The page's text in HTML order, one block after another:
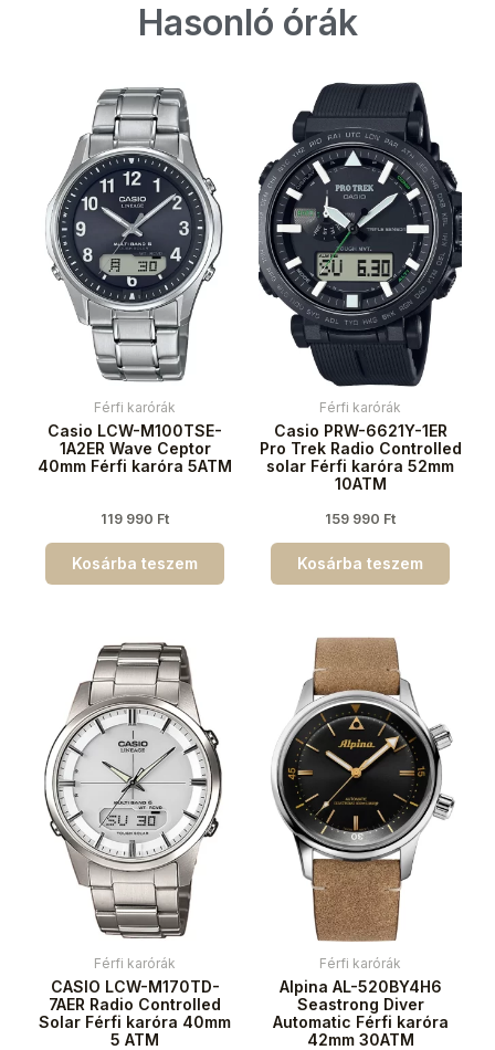
Hasonló órák
Férfi karórák
Casio LCW-M100TSE-
1A2ER Wave Ceptor
40mm Férfi karóra 5ATM
119 990 Ft
Kosárba teszem
Férfi karórák
Casio PRW-6621Y-1ER
Pro Trek Radio Controlled
solar Férfi karóra 52mm
10ATM
159 990 Ft
Kosárba teszem
Férfi karórák
CASIO LCW-M170TD-
7AER Radio Controlled
Solar Férfi karóra 40mm
5 ATM
Férfi karórák
Alpina AL-520BY4H6
Seastrong Diver
Automatic Férfi karóra
42mm 30ATM